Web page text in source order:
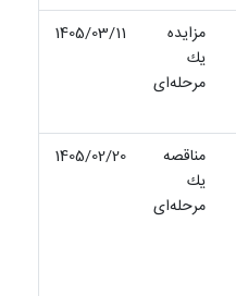
مزایده
یك
مرحله‌ای
1405/03/11
مناقصه
یك
مرحله‌ای
1405/02/20